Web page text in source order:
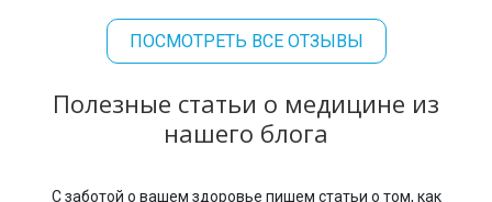
ПОСМОТРЕТЬ ВСЕ ОТЗЫВЫ
Полезные статьи о медицине из
нашего блога
С заботой о вашем здоровье пишем статьи о том, как